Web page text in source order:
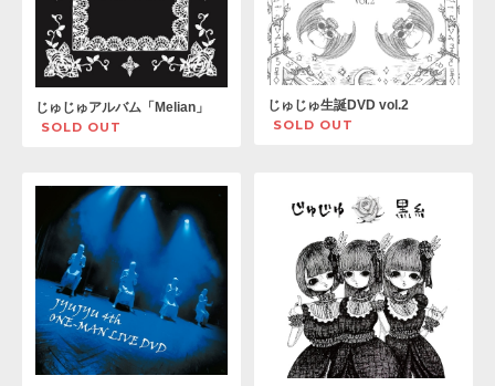
じゅじゅアルバム「Melian」
SOLD OUT
じゅじゅ生誕DVD vol.2
SOLD OUT